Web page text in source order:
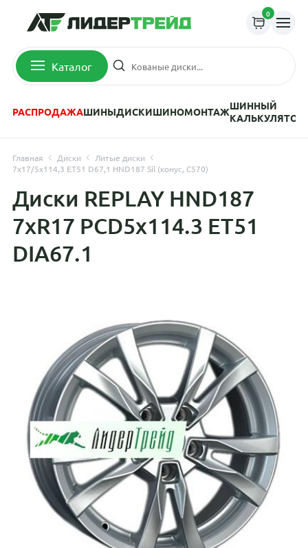
0
Каталог
РАСПРОДАЖАШИНЫДИСКИШИНОМОНТАЖШИННЫЙ
КАЛЬКУЛЯТОР
Главная Диски
Литые диски
7x17/5x114,3 ET51 D67,1 HND187 Sil (конус, C570)
Диски REPLAY HND187
7xR17 PCD5x114.3 ET51
DIA67.1